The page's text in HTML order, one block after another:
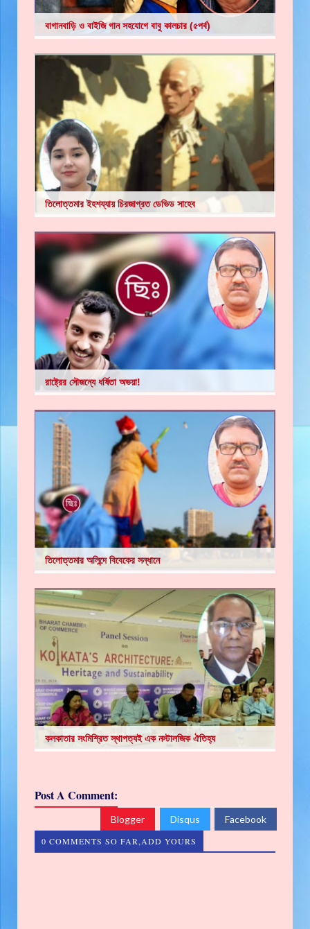
বাগানবাড়ি ও বাইজি গান সহযোগে বাবু কালচার (৫পর্ব)
তিলোত্তমার ইহশয্যায় চিরজাগ্রত ডেভিড সাহেব
রাষ্ট্রের সৌজন্যে ধর্ষিতা অভয়া!
তিলোত্তমার অলিন্দে বিবেকের সন্ধানে
কলকাতার সংমিশ্রিত স্থাপত্যই এক নস্টালজিক ঐতিহ্য
Post A Comment:
Blogger Disqus Facebook
0 COMMENTS SO FAR,ADD YOURS